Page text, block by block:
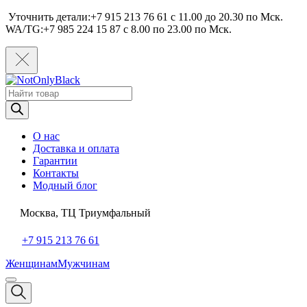
Уточнить детали:+7 915 213 76 61 c 11.00 до 20.30 по Мcк.
WA/TG:+7 985 224 15 87 c 8.00 по 23.00 по Мcк.
Поиск
товаров
О нас
Доставка и оплата
Гарантии
Контакты
Модный блог
Москва, ТЦ Триумфальный
+7 915 213 76 61
ЖенщинамМужчинам